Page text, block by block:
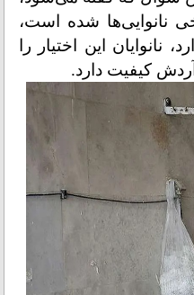
نانوایی‌ها شده است،
این اختیار را
کیفیت دارد.